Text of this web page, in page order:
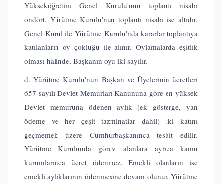
Yükseköğretim Genel Kurulu'nun toplantı nisabı
ondört, Yürütme Kurulu'nun toplantı nisabı ise altıdır.
Genel Kurul ile Yürütme Kurulu'nda kararlar toplantıya
katılanların oy çokluğu ile alınır. Oylamalarda eşitlik
olması halinde, Başkanın oyu iki sayılır.
d. Yürütme Kurulu'nun Başkan ve Üyelerinin ücretleri
657 sayılı Devlet Memurları Kanununa göre en yüksek
Devlet memuruna ödenen aylık (ek gösterge, yan
ödeme ve her çeşit tazminatlar dahil) iki katını
geçmemek üzere Cumhurbaşkanınca tesbit edilir.
Yürütme Kurulunda görev alanlara ayrıca kamu
kurumlarınca ücret ödenmez. Emekli olanların ise
emekli aylıklarının ödenmesine devam olunur. Yürütme